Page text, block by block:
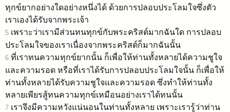
ทุกข์ยากอย่างใดอย่างหนึ่งได้ ด้วยการปลอบประโลมใจซึ่งตัว
เราเองได้รับจากพระเจ้า
5 เพราะว่าเรามีส่วนทนทุกข์กับพระคริสต์มากฉันใด การปลอบ
ประโลมใจของเราเนื่องจากพระคริสต์ก็มากฉันนั้น
6 ที่เราทนความทุกข์ยากนั้น ก็เพื่อให้ท่านทั้งหลายได้ความชูใจ
และความรอด หรือที่เราได้รับการปลอบประโลมใจนั้น ก็เพื่อให้
ท่านทั้งหลายได้รับความชูใจและความรอด ซึ่งทำให้ท่านทั้ง
หลายเพียรสู้ทนความทุกข์เหมือนอย่างเราได้ทนนั้น
7 เราจึงมีความหวังแน่นอนในท่านทั้งหลาย เพราะเรารู้ว่าท่าน